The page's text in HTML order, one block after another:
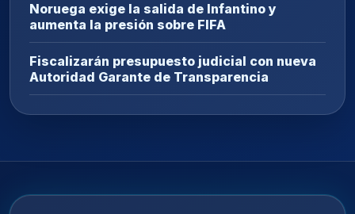
Noruega exige la salida de Infantino y
aumenta la presión sobre FIFA
Fiscalizarán presupuesto judicial con nueva
Autoridad Garante de Transparencia